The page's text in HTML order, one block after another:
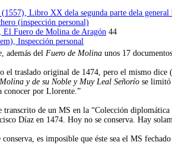
(1557), Libro XX dela segunda parte dela general
(inspección personal)
El Fuero de Molina de Aragón 44
Inspección personal
además del Fuero de Molina unos 17
el traslado original de 1474, pero el mismo
y de su Noble y Muy Leal Señorío se limitó
conocer por Llorente.”
de un MS en la “Colección
Díaz en 1474. Hoy no se conserva. Hay
es imposible que éste sea el MS